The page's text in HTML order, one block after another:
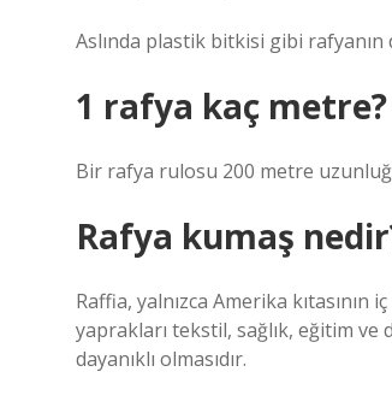
Aslında plastik bitkisi gibi rafyanın
1 rafya kaç metre?
Bir rafya rulosu 200 metre
Rafya kumaş
Raffia, yalnızca Amerika
yaprakları tekstil, sağlık, eğitim
dayanıklı olmasıdır.